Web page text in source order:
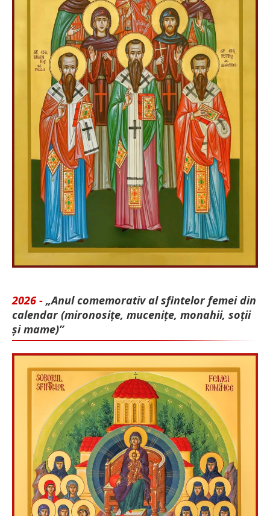
2026 - „Anul comemorativ al sfintelor femei din
calendar (mironosițe, mu­cenițe, monahii, soții
și mame)”